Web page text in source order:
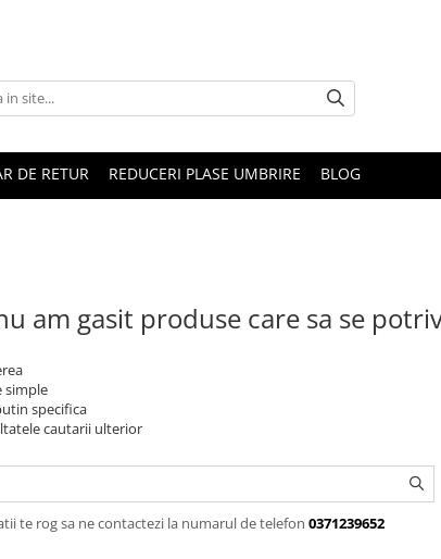
DE RETUR REDUCERI PLASE UMBRIRE BLOG
am gasit produse care sa se
simple
specifica
cautarii ulterior
te rog sa ne contactezi la numarul de telefon 0371239652